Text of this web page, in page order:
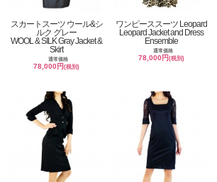
スカートスーツ ウール&シ
ルク グレー
WOOL & SILK Gray Jacket &
Skirt
通常価格
78,000円(税別)
ワンピーススーツ Leopard
Leopard Jacket and Dress
Ensemble
通常価格
78,000円(税別)